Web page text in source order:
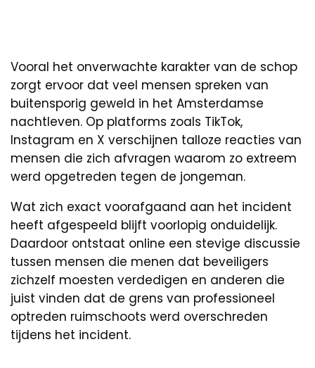
Vooral het onverwachte karakter van de schop
zorgt ervoor dat veel mensen spreken van
buitensporig geweld in het Amsterdamse
nachtleven. Op platforms zoals TikTok,
Instagram en X verschijnen talloze reacties van
mensen die zich afvragen waarom zo extreem
werd opgetreden tegen de jongeman.
Wat zich exact voorafgaand aan het incident
heeft afgespeeld blijft voorlopig onduidelijk.
Daardoor ontstaat online een stevige discussie
tussen mensen die menen dat beveiligers
zichzelf moesten verdedigen en anderen die
juist vinden dat de grens van professioneel
optreden ruimschoots werd overschreden
tijdens het incident.